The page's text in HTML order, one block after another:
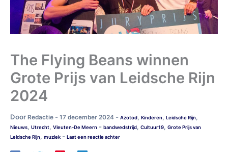
The Flying Beans winnen
Grote Prijs van Leidsche Rijn
2024
Door Redactie - 17 december 2024 - Azotod, Kinderen, Leidsche Rijn,
Nieuws, Utrecht, Vleuten-De Meern - bandwedstrijd, Cultuur19, Grote Prijs van
Leidsche Rijn, muziek - Laat een reactie achter